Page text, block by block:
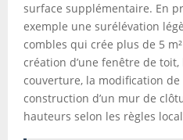
surface supplémentaire. En
exemple une surélévation
combles qui crée plus de 5
création d’une fenêtre de
couverture, la modification
construction d’un mur de
hauteurs selon les règles